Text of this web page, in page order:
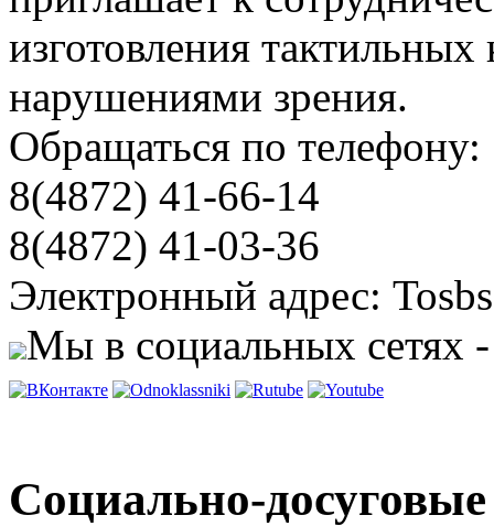
изготовления
нарушениями зрения.
Обращаться по телефону:
8(4872) 41-66-14
8(4872) 41-03-36
Электронный адрес:
Мы в социальных сетях
Социально-